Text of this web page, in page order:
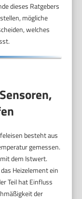
dieses Ratgebers
mögliche
welches
besteht aus
gemessen.
dem Istwert.
Heizelement ein
Teil hat Einfluss
der